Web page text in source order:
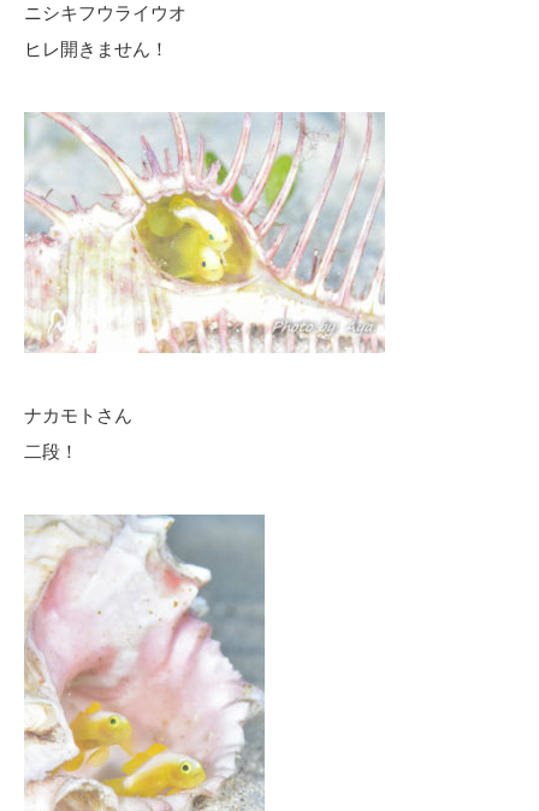
ニシキフウライウオ
ヒレ開きません！
ナカモトさん
二段！